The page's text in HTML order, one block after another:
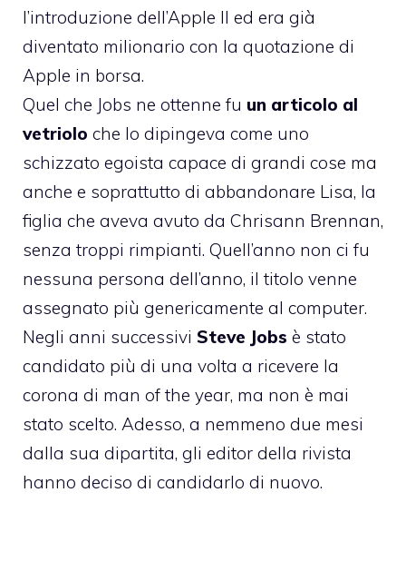
l’introduzione dell’Apple II ed era già
diventato milionario con la quotazione di
Apple in borsa.
Quel che Jobs ne ottenne fu un articolo al
vetriolo che lo dipingeva come uno
schizzato egoista capace di grandi cose ma
anche e soprattutto di abbandonare Lisa, la
figlia che aveva avuto da Chrisann Brennan,
senza troppi rimpianti. Quell’anno non ci fu
nessuna persona dell’anno, il titolo venne
assegnato più genericamente al computer.
Negli anni successivi Steve Jobs è stato
candidato più di una volta a ricevere la
corona di man of the year, ma non è mai
stato scelto. Adesso, a nemmeno due mesi
dalla sua dipartita, gli editor della rivista
hanno deciso di candidarlo di nuovo.